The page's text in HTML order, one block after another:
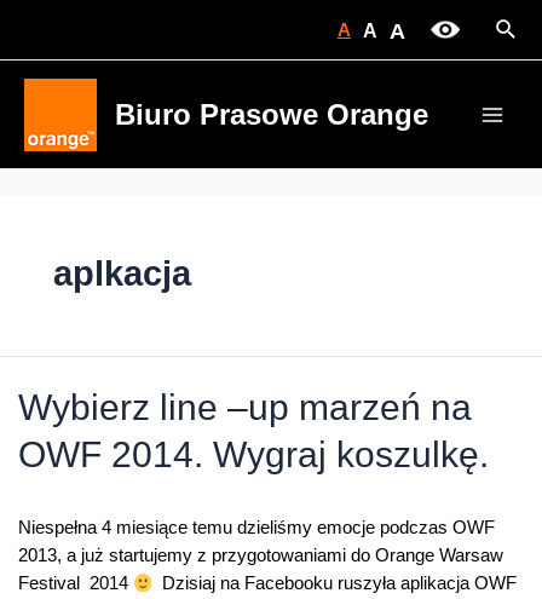
A A A
Biuro Prasowe Orange
aplkacja
Wybierz line –up marzeń na
OWF 2014. Wygraj koszulkę.
Niespełna 4 miesiące temu dzieliśmy emocje podczas OWF
2013, a już startujemy z przygotowaniami do Orange Warsaw
Festival 2014
Dzisiaj na Facebooku ruszyła aplikacja OWF